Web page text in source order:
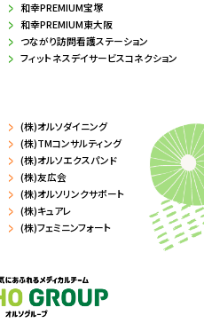
和幸PREMIUM宝塚
和幸PREMIUM東大阪
つながり訪問看護ステーション
フィットネスデイサービスコネクション
(株)オルソダイニング
(株)TMコンサルティング
(株)オルソエクスパンド
(株)友広会
(株)オルソリンクサポート
(株)キュアレ
(株)フェミニンフォート